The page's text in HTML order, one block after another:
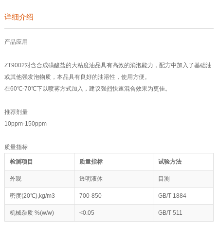
详细介绍
产品应用
ZT9002对含合成磺酸盐的大粘度油品具有高效的消泡能力，配方中加入了基础油
或其他强发泡物质，本品具有良好的油溶性，使用方便。
在60℃-70℃下以喷雾方式加入，建议强烈快速混合效果为更佳。
推荐剂量
10ppm-150ppm
质量指标
检测项目 质量指标 试验方法
外观 透明液体 目测
密度(20℃),kg/m3 700-850 GB/T 1884
机械杂质 %(w/w) <0.05 GB/T 511